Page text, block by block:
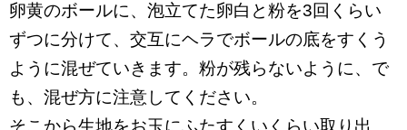
卵黄のボールに、泡立てた卵白と粉を3回くらい
ずつに分けて、交互にヘラでボールの底をすくう
ように混ぜていきます。粉が残らないように、で
も、混ぜ方に注意してください。
そこから生地をお玉にふたすくいくらい取り出